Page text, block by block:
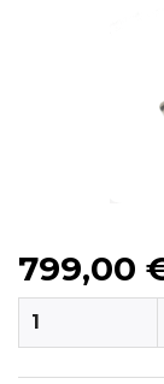
799,00